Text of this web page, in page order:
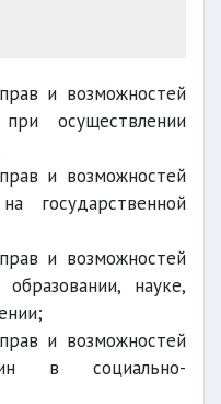
и возможностей
осуществлении
и возможностей
государственной
и возможностей
науке,
и возможностей
в социально-